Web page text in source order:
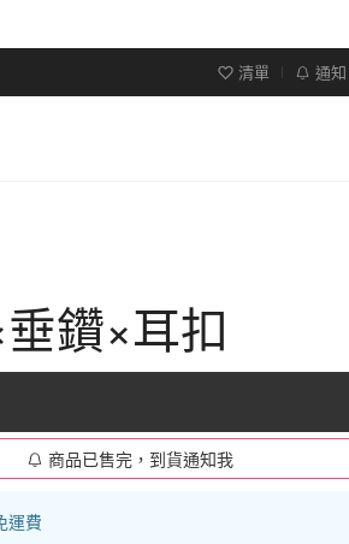
清單 通知
鑽×耳扣
商品已售完，到貨通知我
運費